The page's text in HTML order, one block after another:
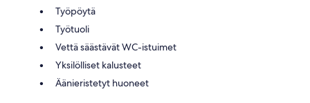
Työpöytä
Työtuoli
Vettä säästävät WC-istuimet
Yksilölliset kalusteet
Äänieristetyt huoneet